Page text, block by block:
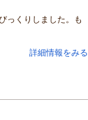
っくりしました。も
詳細情報をみる